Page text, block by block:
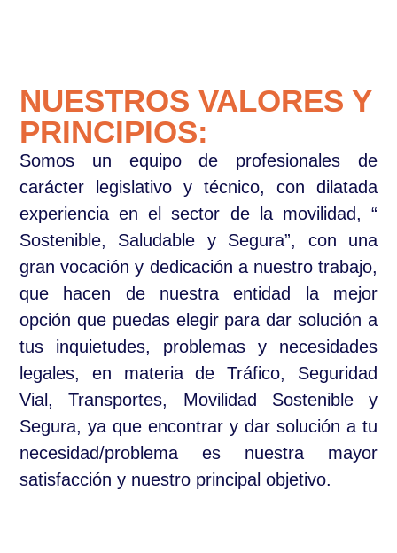
NUESTROS VALORES Y
PRINCIPIOS:
Somos un equipo de profesionales de
carácter legislativo y técnico, con dilatada
experiencia en el sector de la movilidad, “
Sostenible, Saludable y Segura”, con una
gran vocación y dedicación a nuestro trabajo,
que hacen de nuestra entidad la mejor
opción que puedas elegir para dar solución a
tus inquietudes, problemas y necesidades
legales, en materia de Tráfico, Seguridad
Vial, Transportes, Movilidad Sostenible y
Segura, ya que encontrar y dar solución a tu
necesidad/problema es nuestra mayor
satisfacción y nuestro principal objetivo.